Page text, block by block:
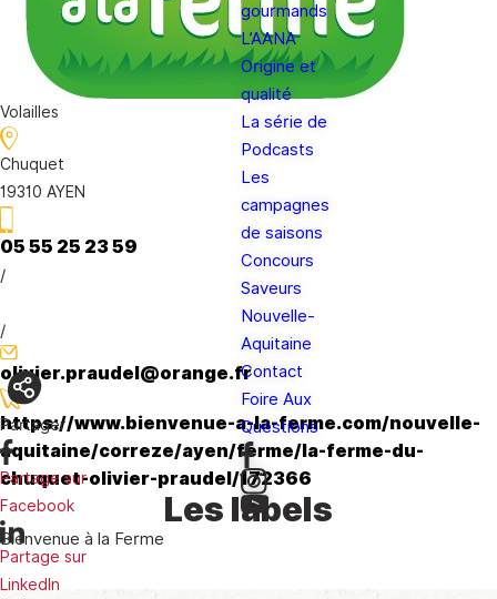
gourmands
L’AANA
Origine et
qualité
La série de
Podcasts
Les
campagnes
de saisons
Concours
Saveurs
Nouvelle-
Aquitaine
Contact
Foire Aux
Questions
Volailles
Chuquet
19310 AYEN
05 55 25 23 59
/
/
olivier.praudel@orange.fr
https://www.bienvenue-a-la-ferme.com/nouvelle-
aquitaine/correze/ayen/ferme/la-ferme-du-
chuquet-olivier-praudel/172366
Les labels
Bienvenue à la Ferme
Partager
Partage sur
Facebook
Partage sur
LinkedIn